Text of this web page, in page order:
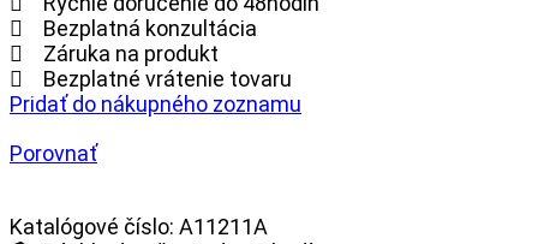
A500-
MAH60Mb
500Wp
(FB)
Bezplatná konzultácia
Záruka na produkt
Bezplatné vrátenie tovaru
Pridať do nákupného zoznamu
Porovnať
Katalógové číslo: A11211A